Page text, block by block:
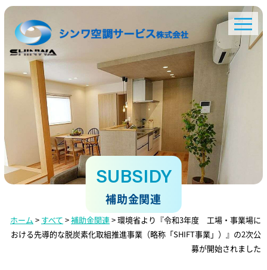
SUBSIDY
補助金関連
ホーム > すべて >補助金関連>環境省より『令和3年度 工場・事業場に
おける先導的な脱炭素化取組推進事業（略称「SHIFT事業」）』の2次公
募が開始されました